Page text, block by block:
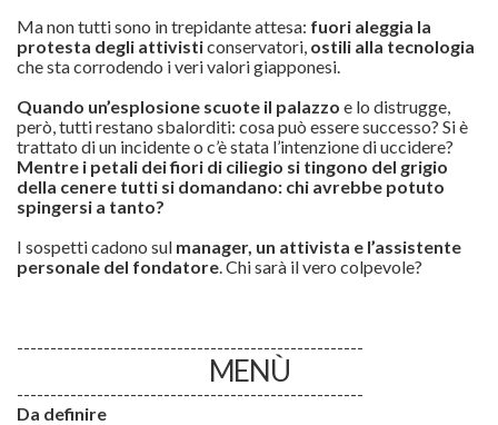
Ma non tutti sono in trepidante attesa: fuori aleggia la
protesta degli attivisticonservatori, ostili alla tecnologia
che sta corrodendo i veri valori giapponesi.
Quando un’esplosione scuote il palazzo e lo distrugge,
però, tutti restano sbalorditi: cosa può essere successo? Si è
trattato di un incidente o c’è stata l’intenzione di uccidere?
Mentre i petali dei fiori di ciliegio si tingono del grigio
della cenere tutti si domandano: chi avrebbe potuto
spingersi a tanto?
I sospetti cadono sul manager, un attivista e l’assistente
personale del fondatore. Chi sarà il vero colpevole?
----------------------------------------------------
MENÙ
----------------------------------------------------
Da definire